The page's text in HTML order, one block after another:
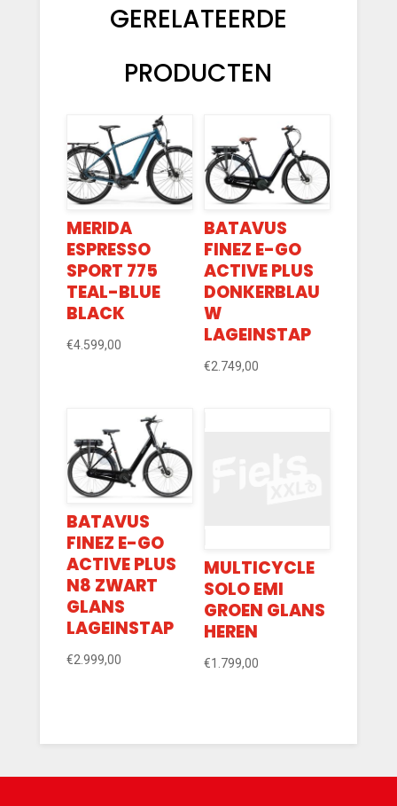
GERELATEERDE
PRODUCTEN
MERIDA
ESPRESSO
SPORT 775
TEAL-BLUE
BLACK
€4.599,00
BATAVUS
FINEZ E-GO
ACTIVE PLUS
DONKERBLAU
W
LAGEINSTAP
€2.749,00
BATAVUS
FINEZ E-GO
ACTIVE PLUS
N8 ZWART
GLANS
LAGEINSTAP
€2.999,00
MULTICYCLE
SOLO EMI
GROEN GLANS
HEREN
€1.799,00